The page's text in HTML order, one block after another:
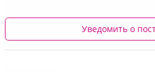
Уведомить о